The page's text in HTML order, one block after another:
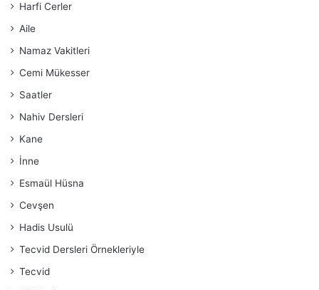
Harfi Cerler
Aile
Namaz Vakitleri
Cemi Mükesser
Saatler
Nahiv Dersleri
Kane
İnne
Esmaül Hüsna
Cevşen
Hadis Usulü
Tecvid Dersleri Örnekleriyle
Tecvid